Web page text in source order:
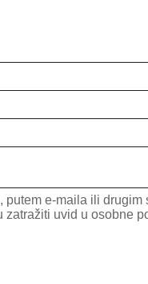
e-maila ili
uvid u osobne